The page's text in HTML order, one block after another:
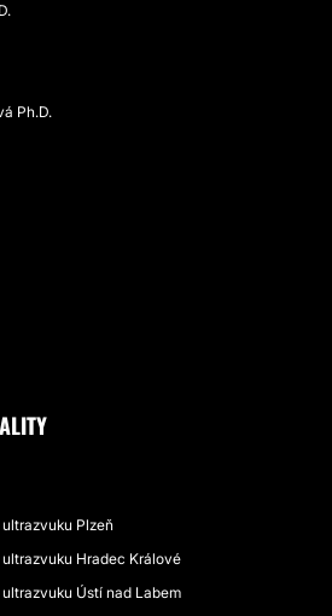
Ph.D.
Plzeň
Hradec Králové
Ústí nad Labem